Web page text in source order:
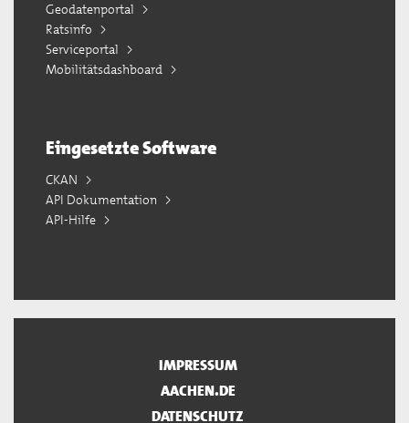
Geodatenportal
Ratsinfo
Serviceportal
Mobilitätsdashboard
Eingesetzte Software
CKAN
API Dokumentation
API-Hilfe
IMPRESSUM
AACHEN.DE
DATENSCHUTZ